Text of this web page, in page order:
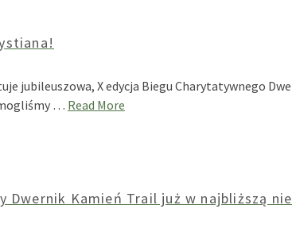
jubileuszowa, X edycja Biegu Charytatywnego
… Read More
Dwernik Kamień Trail już w najbliższą